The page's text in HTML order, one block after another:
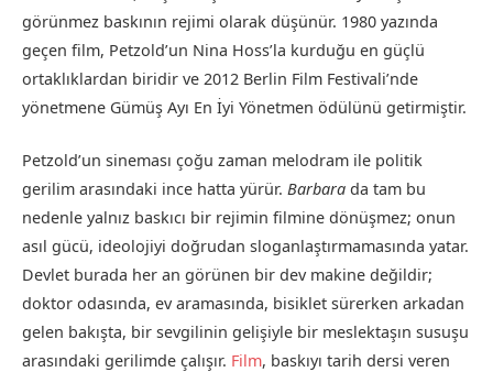
görünmez baskının rejimi olarak düşünür. 1980 yazında
geçen film, Petzold’un Nina Hoss’la kurduğu en güçlü
ortaklıklardan biridir ve 2012 Berlin Film Festivali’nde
yönetmene Gümüş Ayı En İyi Yönetmen ödülünü getirmiştir.
Petzold’un sineması çoğu zaman melodram ile politik
gerilim arasındaki ince hatta yürür. Barbara da tam bu
nedenle yalnız baskıcı bir rejimin filmine dönüşmez; onun
asıl gücü, ideolojiyi doğrudan sloganlaştırmamasında yatar.
Devlet burada her an görünen bir dev makine değildir;
doktor odasında, ev aramasında, bisiklet sürerken arkadan
gelen bakışta, bir sevgilinin gelişiyle bir meslektaşın susuşu
arasındaki gerilimde çalışır. Film, baskıyı tarih dersi veren